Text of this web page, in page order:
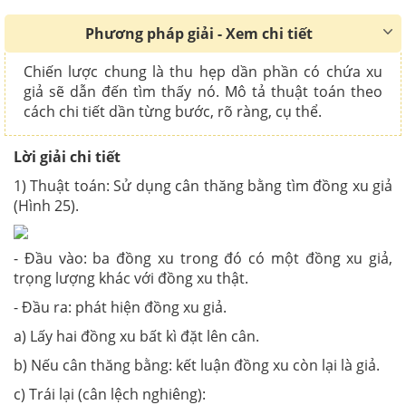
Phương pháp giải - Xem chi tiết
Chiến lược chung là thu hẹp dần phần có chứa xu
giả sẽ dẫn đến tìm thấy nó. Mô tả thuật toán theo
cách chi tiết dần từng bước, rõ ràng, cụ thể.
Lời giải chi tiết
1) Thuật toán: Sử dụng cân thăng bằng tìm đồng xu giả
(Hình 25).
- Đầu vào: ba đồng xu trong đó có một đồng xu giả,
trọng lượng khác với đồng xu thật.
- Đầu ra: phát hiện đồng xu giả.
a) Lấy hai đồng xu bất kì đặt lên cân.
b) Nếu cân thăng bằng: kết luận đồng xu còn lại là giả.
c) Trái lại (cân lệch nghiêng):